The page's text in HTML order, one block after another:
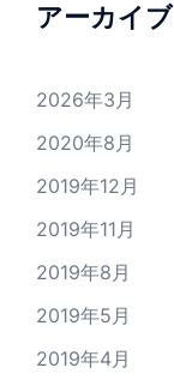
アーカイブ
2026年3月
2020年8月
2019年12月
2019年11月
2019年8月
2019年5月
2019年4月